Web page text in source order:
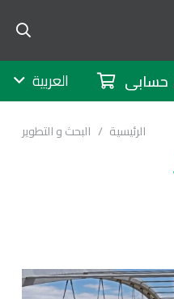
حسابى العربية
الرئيسية / البحث و التطوير